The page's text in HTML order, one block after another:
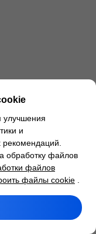
улучшения
и
обработку файлов
файлов
файлы cookie